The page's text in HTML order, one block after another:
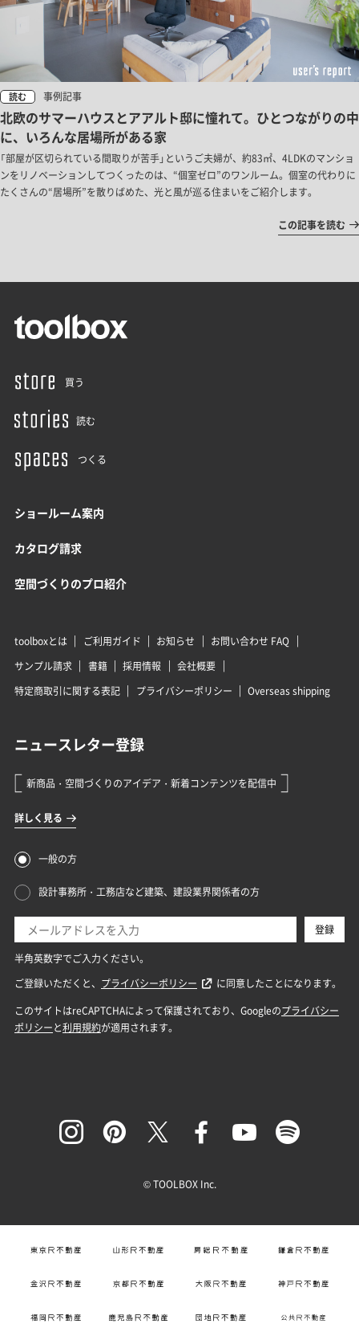
読む 事例記事
北欧のサマーハウスとアアルト邸に憧れて。ひとつながりの中
に、いろんな居場所がある家
「部屋が区切られている間取りが苦手」というご夫婦が、約83㎡、4LDKのマンショ
ンをリノベーションしてつくったのは、“個室ゼロ”のワンルーム。個室の代わりに
たくさんの“居場所”を散りばめた、光と風が巡る住まいをご紹介します。
この記事を読む
買う
読む
つくる
ショールーム案内
カタログ請求
空間づくりのプロ紹介
toolboxとは ご利用ガイド お知らせ
お問い合わせ FAQ
サンプル請求
書籍 採用情報
会社概要
特定商取引に関する表記
プライバシーポリシー Overseas shipping
© TOOLBOX Inc.